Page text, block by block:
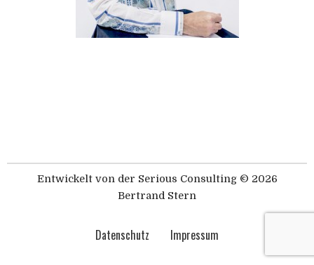
Entwickelt von der Serious Consulting© 2026
Bertrand Stern
Datenschutz Impressum